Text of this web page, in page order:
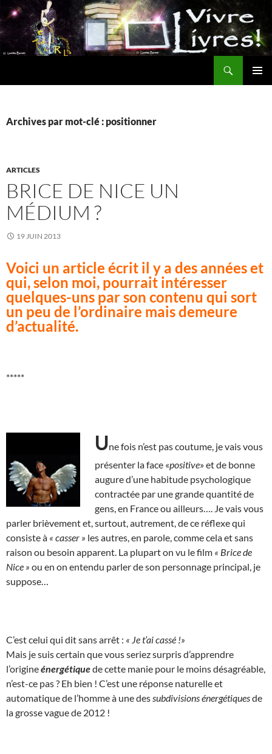
Aller
au
contenu
Archives par mot-clé : positionner
ARTICLES
BRICE DE NICE UN
MÉDIUM ?
19 JUIN 2013
Voici un article écrit il y a des années et
qui, selon moi, pourrait intéresser
quelques-uns par son contenu qui sort
un peu de l’ordinaire mais demeure
d’actualité.
*****
Une fois n’est pas coutume, je vais vous
présenter la face «positive» et de bonne
augure d’une habitude psychologique
contractée par une grande quantité de
gens, en France ou ailleurs…. Je vais vous
parler brièvement et, surtout, autrement, de ce réflexe qui
consiste à « casser » les autres, en parole, comme cela et sans
raison ou besoin apparent. La plupart on vu le film « Brice de
Nice » ou en on entendu parler de son personnage principal, je
suppose…
C’est celui qui dit sans arrêt : « Je t’ai cassé !»
Mais je suis certain que vous seriez surpris d’apprendre
l’origineénergétiquede cette manie pour le moins désagréable,
n’est-ce pas ? Eh bien ! C’est une réponse naturelle et
automatique de l’homme à une des subdivisions énergétiquesde
la grosse vague de 2012 !